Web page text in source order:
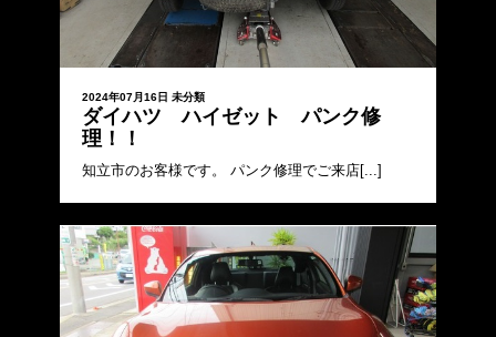
2024年07月16日 未分類
ダイハツ ハイゼット パンク修
理！！
知立市のお客様です。 パンク修理でご来店[...]